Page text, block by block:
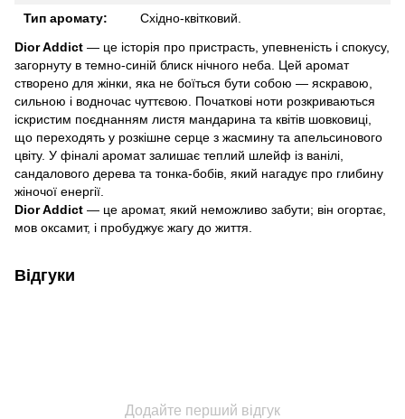
Тип аромату:
Східно-квітковий.
Dior Addict — це історія про пристрасть, упевненість і спокусу,
загорнуту в темно-синій блиск нічного неба. Цей аромат
створено для жінки, яка не боїться бути собою — яскравою,
сильною і водночас чуттєвою. Початкові ноти розкриваються
іскристим поєднанням листя мандарина та квітів шовковиці,
що переходять у розкішне серце з жасмину та апельсинового
цвіту. У фіналі аромат залишає теплий шлейф із ванілі,
сандалового дерева та тонка-бобів, який нагадує про глибину
жіночої енергії.
Dior Addict — це аромат, який неможливо забути; він огортає,
мов оксамит, і пробуджує жагу до життя.
Відгуки
Додайте перший відгук